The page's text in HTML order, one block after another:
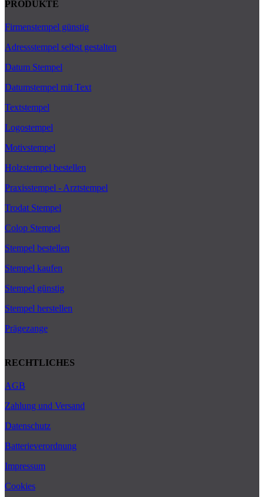
PRODUKTE
Firmenstempel günstig
Adressstempel selbst gestalten
Datum Stempel
Datumstempel mit Text
Textstempel
Logostempel
Motivstempel
Holzstempel bestellen
Praxisstempel - Arztstempel
Trodat Stempel
Colop Stempel
Stempel bestellen
Stempel kaufen
Stempel günstig
Stempel herstellen
Prägezange
RECHTLICHES
AGB
Zahlung und Versand
Datenschutz
Batterieverordnung
Impressum
Cookies